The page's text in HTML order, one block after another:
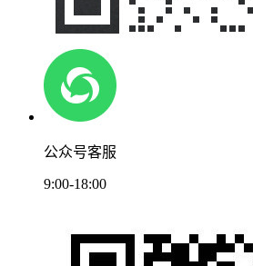
公众号客服
9:00-18:00